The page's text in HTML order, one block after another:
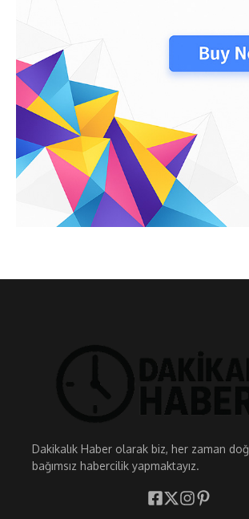
Dakikalık Haber olarak biz, her zaman
bağımsız habercilik yapmaktayız.